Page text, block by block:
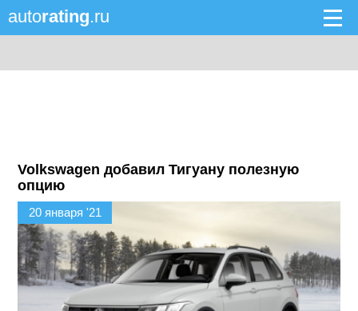
autorating.ru
Volkswagen добавил Тигуану полезную
опцию
20 января '21